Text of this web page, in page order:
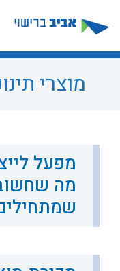
לתוכן
מוצרי
מפעל
מה